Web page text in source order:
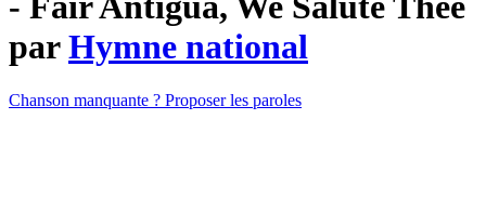
parHymne national
Chanson manquante ? Proposer les paroles